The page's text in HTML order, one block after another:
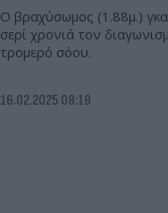
Ο βραχύσωμος (1.88μ.)
σερί χρονιά τον
τρομερό σόου.
16.02.2025 08:19